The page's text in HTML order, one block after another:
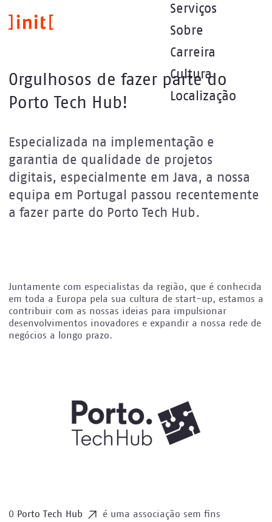
para
Serviços
Sobre
Carreira
Cultura
Localização
Orgulhosos de fazer parte do
Porto Tech Hub!
Especializada na implementação e
garantia de qualidade de projetos
digitais, especialmente em Java, a nossa
equipa em Portugal passou recentemente
a fazer parte do Porto Tech Hub.
Juntamente com especialistas da região, que é conhecida
em toda a Europa pela sua cultura de start-up, estamos a
contribuir com as nossas ideias para impulsionar
desenvolvimentos inovadores e expandir a nossa rede de
negócios a longo prazo.
O Porto Tech Hub
é uma associação sem fins